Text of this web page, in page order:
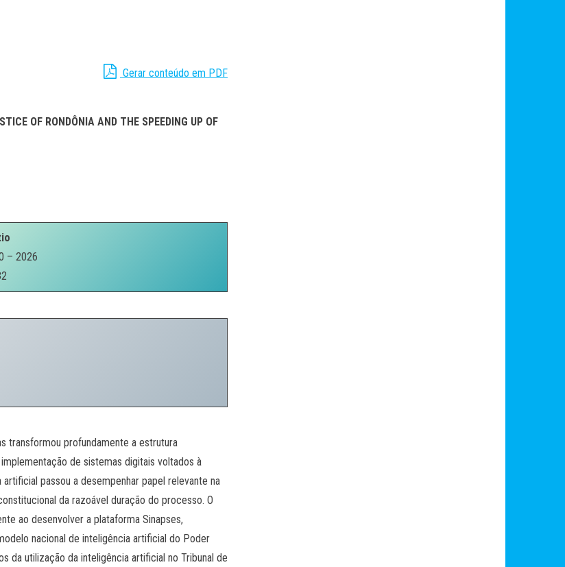
Gerar conteúdo em PDF
OF RONDÔNIA AND THE SPEEDING UP OF
– 2026
transformou profundamente a estrutura
de sistemas digitais voltados à
passou a desempenhar papel relevante na
da razoável duração do processo. O
ao desenvolver a plataforma Sinapses,
nacional de inteligência artificial do Poder
da utilização da inteligência artificial no Tribunal de